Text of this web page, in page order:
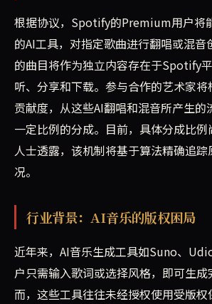
根据协议，Spotify的Premium用户将
的AI工具，对指定歌曲进行翻唱或混音
的曲目将作为独立内容存在于Spotify
听、分享和下载。参与合作的艺术家
贡献度，从这些AI翻唱和混音所产生的
一定比例的分成。目前，具体分成比
人士透露，该机制将基于算法精确追
况。
行业背景：AI音乐的版权困局
近年来，AI音乐生成工具如Suno、
户只需输入歌词或选择风格，即可生
而，这些工具往往未经授权使用受版